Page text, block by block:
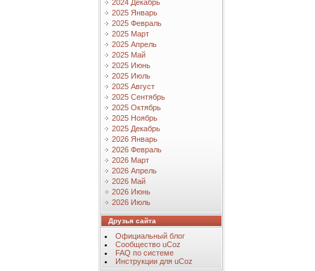
2024 Декабрь
2025 Январь
2025 Февраль
2025 Март
2025 Апрель
2025 Май
2025 Июнь
2025 Июль
2025 Август
2025 Сентябрь
2025 Октябрь
2025 Ноябрь
2025 Декабрь
2026 Январь
2026 Февраль
2026 Март
2026 Апрель
2026 Май
2026 Июнь
2026 Июль
Друзья сайта
Официальный блог
Сообщество uCoz
FAQ по системе
Инструкции для uCoz